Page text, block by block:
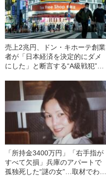
売上2兆円、ドン・キホーテ創業
者が「日本経済を決定的にダメ
にした」と断言する“A級戦犯”と
「所持金3400万円」「右手指が
すべて欠損」兵庫のアパートで
孤独死した“謎の女”…取材でわか